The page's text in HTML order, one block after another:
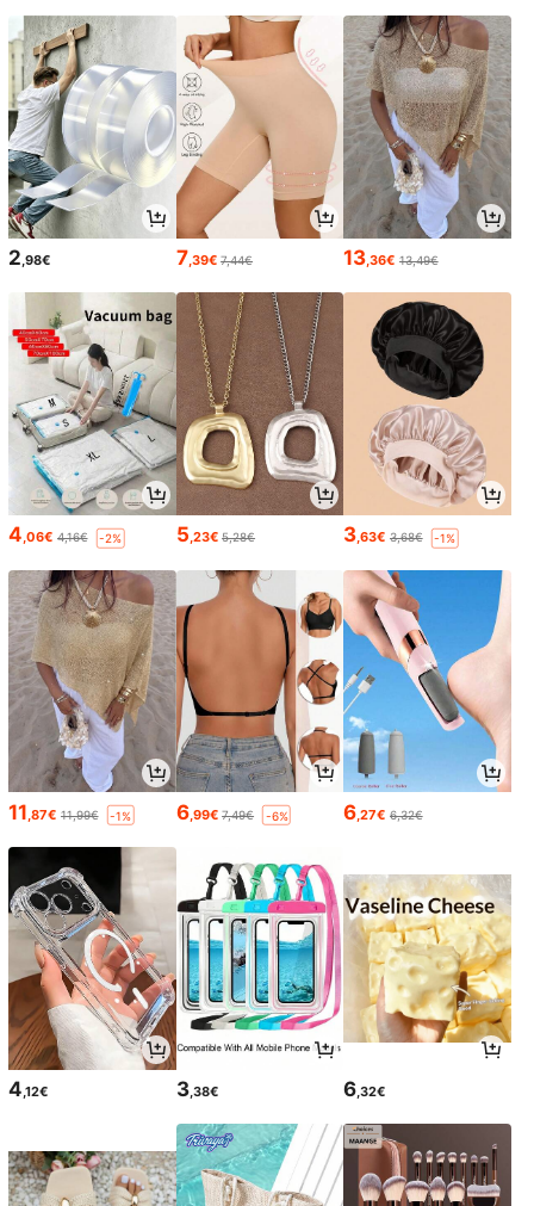
2,98€ 7,39€ 7,44€ 13,36€ 13,49€
4,06€ 4,16€ -2% 5,23€ 5,28€ 3,63€ 3,68€ -1%
11 ,87€ 11,99€ -1% 6,99€ 7,49€ -6% 6 ,27€ 6,32€
4,12€ 3,38€ 6,32€